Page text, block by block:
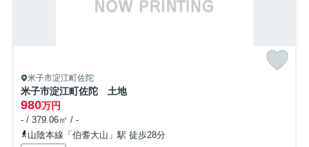
米子市淀江町佐陀
米子市淀江町佐陀 土地
980万円
- / 379.06㎡ / -
山陰本線「伯耆大山」駅 徒歩28分